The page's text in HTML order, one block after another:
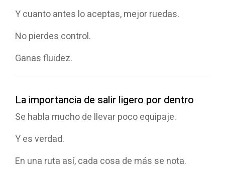
Y cuanto antes lo aceptas, mejor ruedas.
No pierdes control.
Ganas fluidez.
La importancia de salir ligero por dentro
Se habla mucho de llevar poco equipaje.
Y es verdad.
En una ruta así, cada cosa de más se nota.